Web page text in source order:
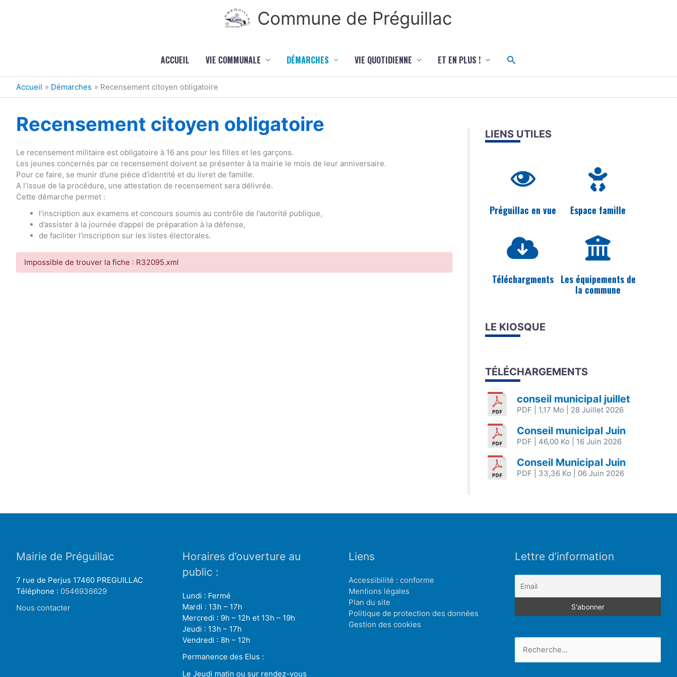
Commune de Préguillac
ACCUEIL VIE COMMUNALE DÉMARCHES VIE QUOTIDIENNE ET EN PLUS ! Rechercher
Accueil Démarches Recensement citoyen obligatoire
Recensement citoyen obligatoire
Le recensement militaire est obligatoire à 16 ans pour les filles et les garçons.
Les jeunes concernés par ce recensement doivent se présenter à la mairie le mois de leur anniversaire.
Pour ce faire, se munir d’une pièce d’identité et du livret de famille.
A l’issue de la procédure, une attestation de recensement sera délivrée.
Cette démarche permet :
l’inscription aux examens et concours soumis au contrôle de l’autorité publique,
d’assister à la journée d’appel de préparation à la défense,
de faciliter l’inscription sur les listes électorales.
Impossible de trouver la fiche : R32095.xml
LIENS UTILES
Préguillac en vue Espace famille
Téléchargments Les équipements de
la commune
LE KIOSQUE
TÉLÉCHARGEMENTS
conseil municipal juillet
PDF | 1,17 Mo | 28 Juillet 2026
Conseil municipal Juin
PDF | 46,00 Ko | 16 Juin 2026
Conseil Municipal Juin
PDF | 33,36 Ko | 06 Juin 2026
Mairie de Préguillac
7 rue de Perjus 17460 PREGUILLAC
Téléphone : 0546936629
Nous contacter
Horaires d’ouverture au
public :
Lundi : Fermé
Mardi : 13h – 17h
Mercredi : 9h – 12h et 13h – 19h
Jeudi : 13h – 17h
Vendredi : 8h – 12h
Permanence des Elus :
Le Jeudi matin ou sur rendez-vous
Liens
Accessibilité : conforme
Mentions légales
Plan du site
Politique de protection des données
Gestion des cookies
Lettre d’information